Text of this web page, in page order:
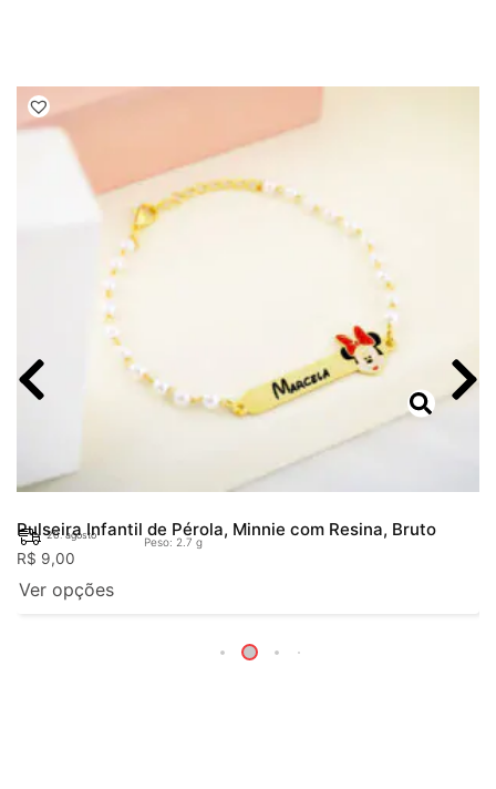
Pulseira Infantil de Pérola, Minnie com Resina, Bruto
20. agosto
Peso: 2.7 g
R$ 9,00
Ver opções